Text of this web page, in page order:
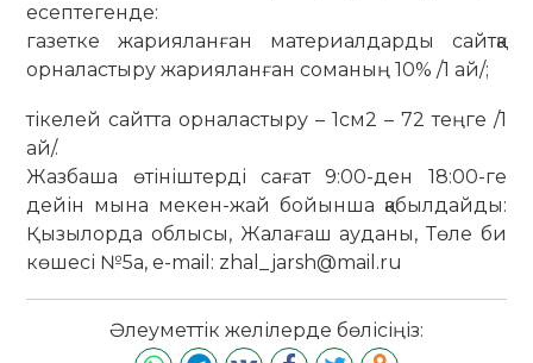
есептегенде:
газетке жарияланған материалдарды сайтқа
орналастыру жарияланған соманың 10% /1 ай/;
тікелей сайтта орналастыру – 1см2 – 72 теңге /1
ай/.
Жазбаша өтініштерді сағат 9:00-ден 18:00-ге
дейін мына мекен-жай бойынша қабылдайды:
Қызылорда облысы, Жалағаш ауданы, Төле би
көшесі №5a, e-mail: zhal_jarsh@mail.ru
Әлеуметтік желілерде бөлісіңіз: